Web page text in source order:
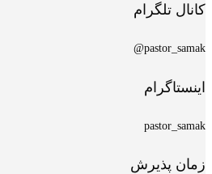
کانال تلگرام
pastor_samak@
اینستاگرام
pastor_samak
زمان پذیرش